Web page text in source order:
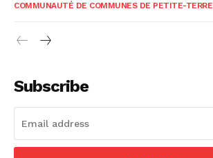
COMMUNAUTÉ DE COMMUNES DE PETITE-TERRE
Subscribe